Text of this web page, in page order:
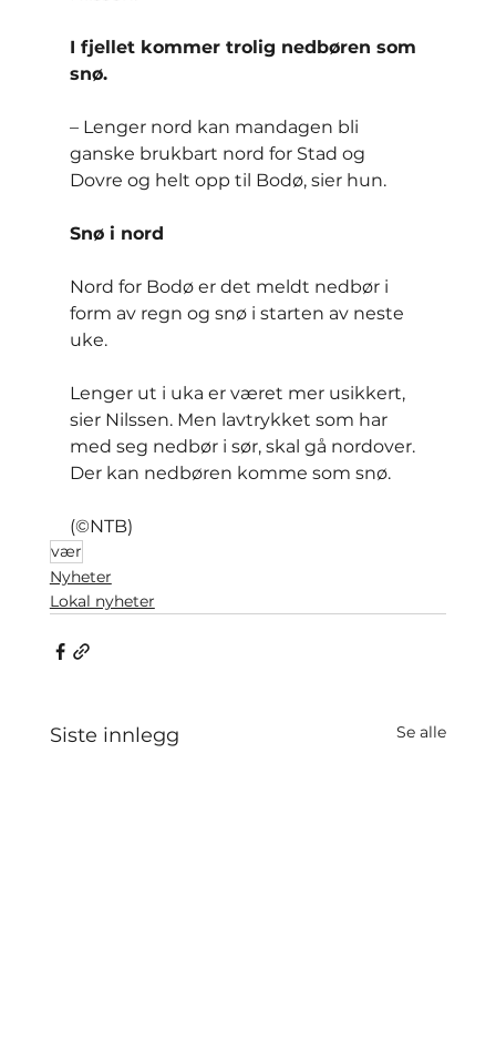
I fjellet kommer trolig nedbøren som
snø.
– Lenger nord kan mandagen bli
ganske brukbart nord for Stad og
Dovre og helt opp til Bodø, sier hun.
Snø i nord
Nord for Bodø er det meldt nedbør i
form av regn og snø i starten av neste
uke.
Lenger ut i uka er været mer usikkert,
sier Nilssen. Men lavtrykket som har
med seg nedbør i sør, skal gå nordover.
Der kan nedbøren komme som snø.
(©NTB)
vær
Nyheter
Lokal nyheter
Siste innlegg Se alle